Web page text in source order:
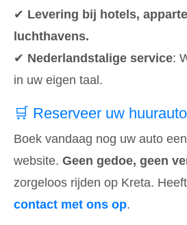
✔ Levering bij hotels,
luchthavens.
✔ Nederlandstalige service:
in uw eigen taal.
🛒 Reserveer uw
Boek vandaag nog uw auto
website. Geen gedoe, geen
zorgeloos rijden op Kreta.
contact met ons op.